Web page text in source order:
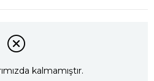
kalmamıştır.